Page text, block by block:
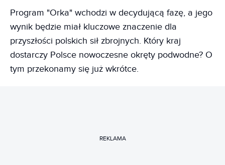
Program "Orka" wchodzi w decydującą fazę, a jego
wynik będzie miał kluczowe znaczenie dla
przyszłości polskich sił zbrojnych. Który kraj
dostarczy Polsce nowoczesne okręty podwodne? O
tym przekonamy się już wkrótce.
REKLAMA